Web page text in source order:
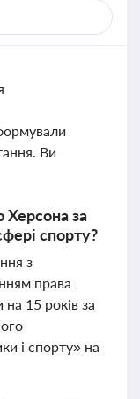
Ви
за
спорту?
з
права
15 років за
і спорту» на